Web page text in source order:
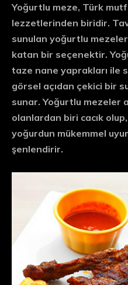
Yoğurtlu meze, Türk
lezzetlerinden biridir.
sunulan yoğurtlu
katan bir seçenektir.
taze nane yaprakları ile
görsel açıdan çekici bir
sunar. Yoğurtlu mezeler
olanlardan biri cacık
yoğurdun mükemmel
şenlendirir.